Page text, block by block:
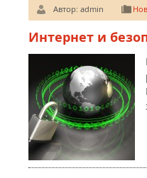
Автор: admin
Интернет и